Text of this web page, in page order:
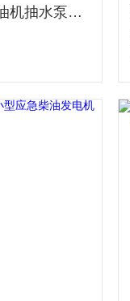
河北抗洪物资6寸柴油机抽水泵ECP60ME